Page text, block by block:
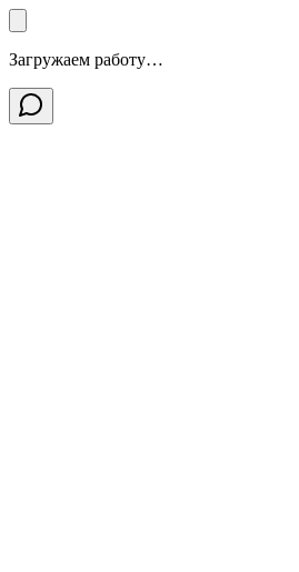
Загружаем работу…